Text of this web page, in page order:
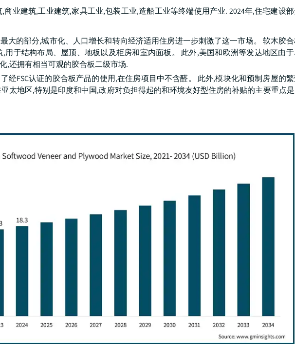
业建筑,工业建筑,家具工业,包装工业,造船工业等终端使用产业. 2024年,住宅建设
大的部分,城市化、人口增长和转向经济适用住房进一步刺激了这一市场。 软木胶合
用于结构布局、屋顶、地板以及柜房和室内面板。 此外,美国和欧洲等发达地区由
,还拥有相当可观的胶合板二级市场.
经FSC认证的胶合板产品的使用,在住房项目中不含醛。 此外,模块化和预制房屋的
太地区,特别是印度和中国,政府对负担得起的和环境友好型住房的补贴的主要重点